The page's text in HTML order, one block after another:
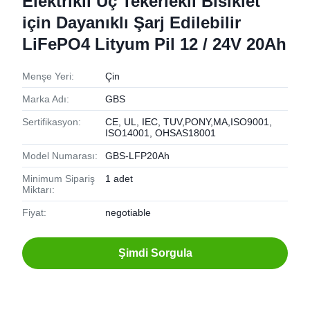
için Dayanıklı Şarj Edilebilir
LiFePO4 Lityum Pil 12 / 24V 20Ah
Menşe Yeri: Çin
Marka Adı: GBS
Sertifikasyon:
CE, UL, IEC, TUV,PONY,MA,ISO9001,
ISO14001, OHSAS18001
Model Numarası: GBS-LFP20Ah
Minimum Sipariş
Miktarı:
1 adet
Fiyat: negotiable
Şimdi Sorgula